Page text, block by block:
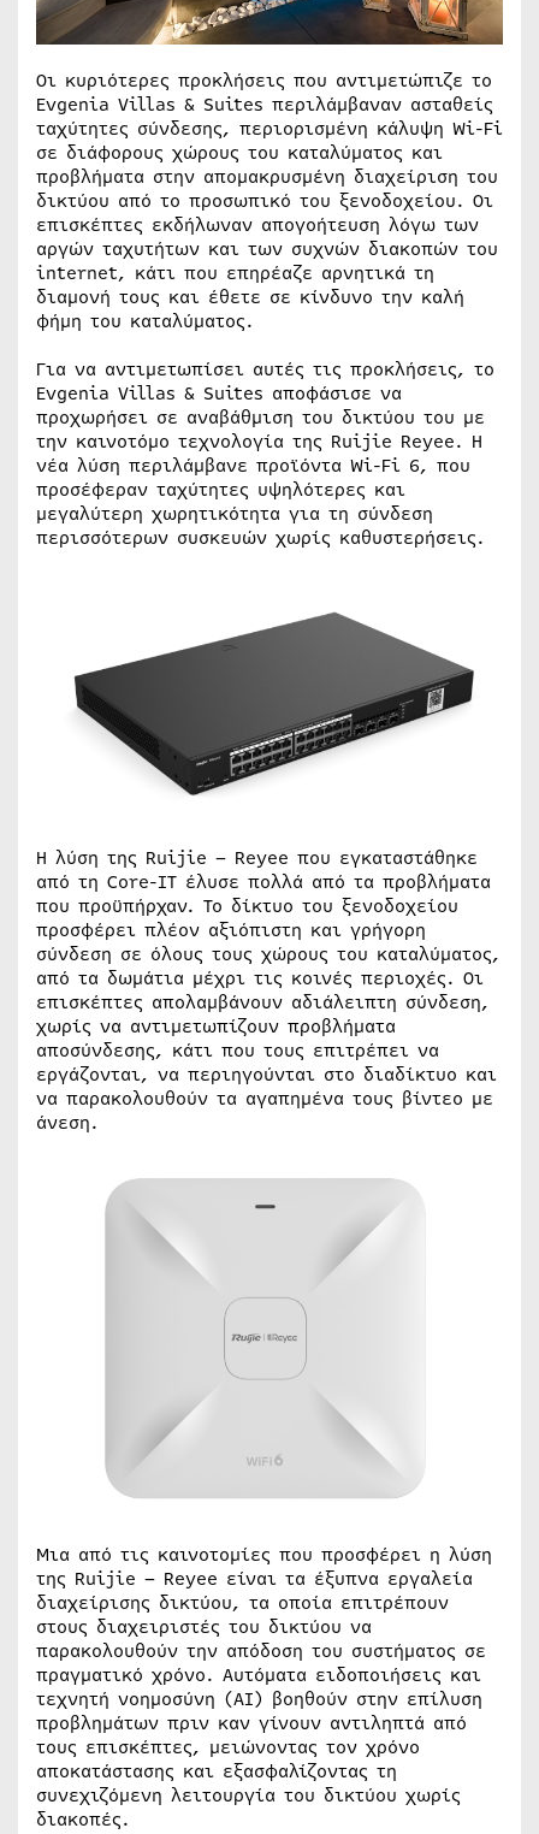
Οι κυριότερες προκλήσεις που αντιμετώπιζε το
Evgenia Villas & Suites περιλάμβαναν ασταθείς
ταχύτητες σύνδεσης, περιορισμένη κάλυψη Wi-Fi
σε διάφορους χώρους του καταλύματος και
προβλήματα στην απομακρυσμένη διαχείριση του
δικτύου από το προσωπικό του ξενοδοχείου. Οι
επισκέπτες εκδήλωναν απογοήτευση λόγω των
αργών ταχυτήτων και των συχνών διακοπών του
internet, κάτι που επηρέαζε αρνητικά τη
διαμονή τους και έθετε σε κίνδυνο την καλή
φήμη του καταλύματος.
Για να αντιμετωπίσει αυτές τις προκλήσεις, το
Evgenia Villas & Suites αποφάσισε να
προχωρήσει σε αναβάθμιση του δικτύου του με
την καινοτόμο τεχνολογία της Ruijie Reyee. Η
νέα λύση περιλάμβανε προϊόντα Wi-Fi 6, που
προσέφεραν ταχύτητες υψηλότερες και
μεγαλύτερη χωρητικότητα για τη σύνδεση
περισσότερων συσκευών χωρίς καθυστερήσεις.
Η λύση της Ruijie – Reyee που εγκαταστάθηκε
από τη Core-IT έλυσε πολλά από τα προβλήματα
που προϋπήρχαν. Το δίκτυο του ξενοδοχείου
προσφέρει πλέον αξιόπιστη και γρήγορη
σύνδεση σε όλους τους χώρους του καταλύματος,
από τα δωμάτια μέχρι τις κοινές περιοχές. Οι
επισκέπτες απολαμβάνουν αδιάλειπτη σύνδεση,
χωρίς να αντιμετωπίζουν προβλήματα
αποσύνδεσης, κάτι που τους επιτρέπει να
εργάζονται, να περιηγούνται στο διαδίκτυο και
να παρακολουθούν τα αγαπημένα τους βίντεο με
άνεση.
Μια από τις καινοτομίες που προσφέρει η λύση
της Ruijie – Reyee είναι τα έξυπνα εργαλεία
διαχείρισης δικτύου, τα οποία επιτρέπουν
στους διαχειριστές του δικτύου να
παρακολουθούν την απόδοση του συστήματος σε
πραγματικό χρόνο. Αυτόματα ειδοποιήσεις και
τεχνητή νοημοσύνη (AI) βοηθούν στην επίλυση
προβλημάτων πριν καν γίνουν αντιληπτά από
τους επισκέπτες, μειώνοντας τον χρόνο
αποκατάστασης και εξασφαλίζοντας τη
συνεχιζόμενη λειτουργία του δικτύου χωρίς
διακοπές.